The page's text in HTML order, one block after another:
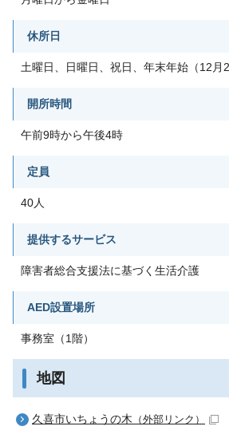
休所日
土曜日、日曜日、祝日、年末年始（12月
開所時間
午前9時から午後4時
定員
40人
提供するサービス
障害者総合支援法に基づく生活介護
AED設置場所
事務室（1階）
地図
久喜市いちょうの木 （外部リンク）